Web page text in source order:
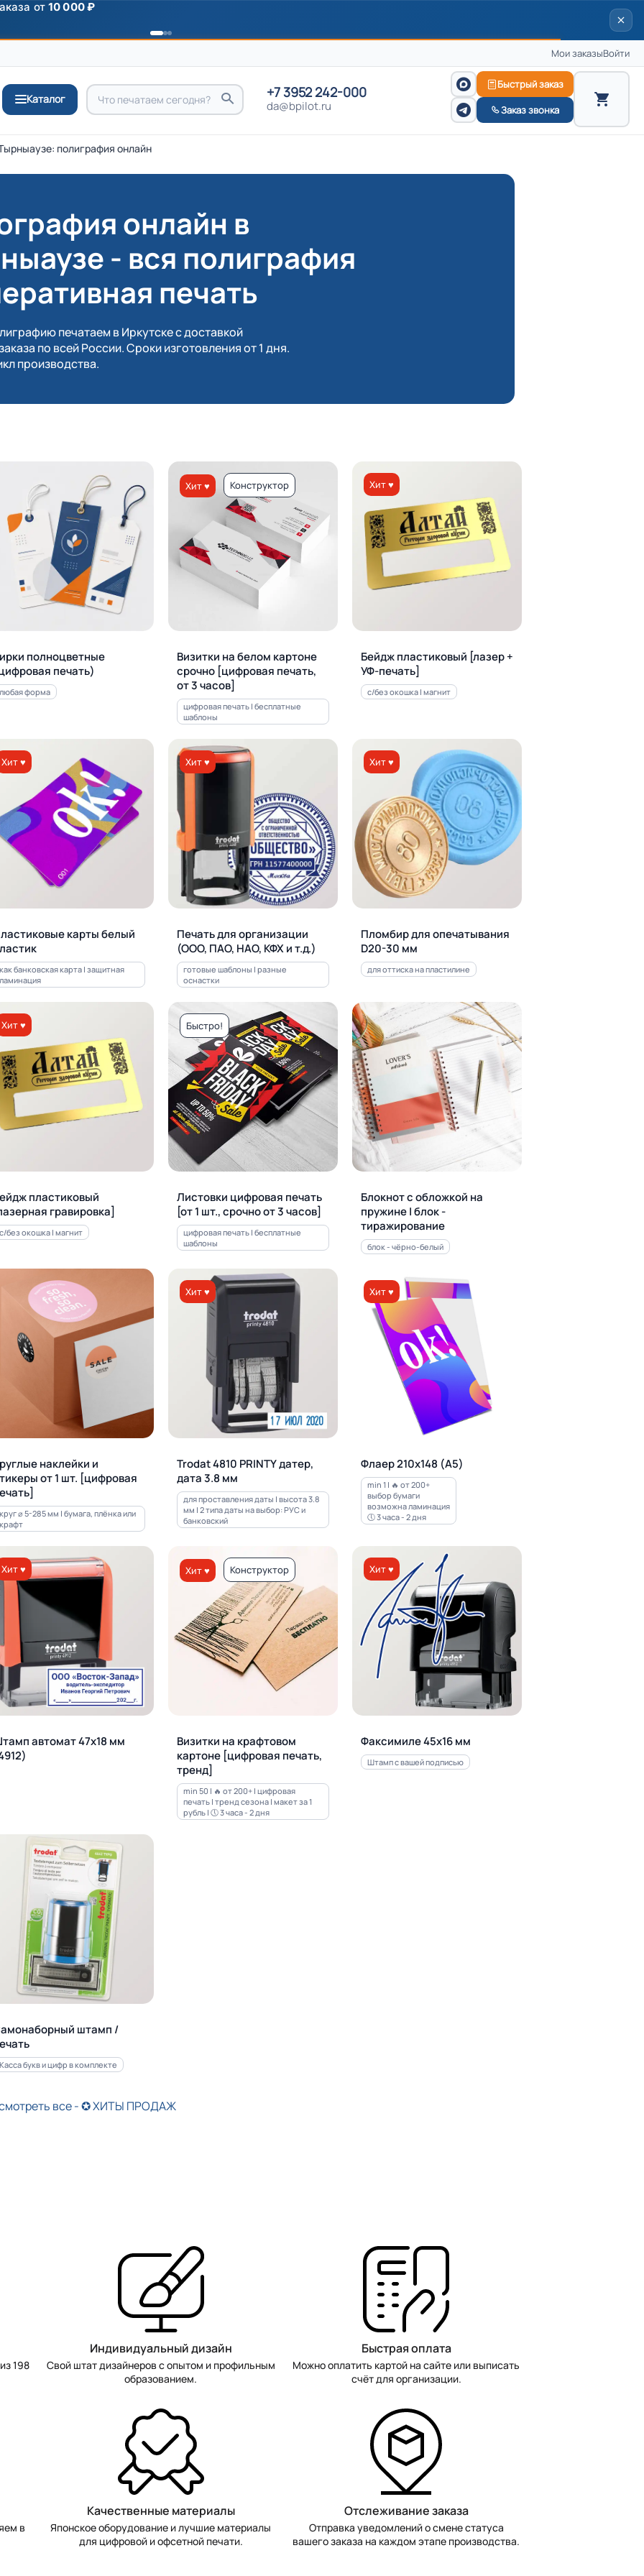
ПРИВЕТ
Мои заказыВойти
Каталог +7 3952 242-000
da@bpilot.ru
Быстрый заказ
Заказ звонка
полиграфия онлайн
онлайн в
- вся полиграфия
печать
печатаем в Иркутске с доставкой
по всей России. Сроки изготовления от 1 дня.
производства.
полноцветные
печать)
любая форма
Хит ♥ Конструктор
Визитки на белом картоне
срочно [цифровая печать,
от 3 часов]
цифровая печать | бесплатные
шаблоны
Хит ♥
Бейдж пластиковый [лазер +
УФ-печать]
с/без окошка | магнит
Хит ♥
карты белый
как банковская карта | защитная
ламинация
Хит ♥
Печать для орга­ни­за­ции
(ООО, ПАО, НАО, КФХ и т.д.)
готовые шаблоны | разные
оснастки
Хит ♥
Пломбир для опечатывания
D20-30 мм
для оттиска на пластилине
Хит ♥
пластиковый
гравировка]
с/без окошка | магнит
Быстро!
Листовки цифровая печать
[от 1 шт., срочно от 3 часов]
цифровая печать | бесплатные
шаблоны
Блокнот с обложкой на
пружине | блок -
тиражирование
блок - чёрно-белый
наклейки и
от 1 шт. [цифровая
круг ⌀ 5-285 мм | бумага, плёнка или
крафт
Хит ♥
Trodat 4810 PRINTY датер,
дата 3.8 мм
для проставления даты | высота 3.8
мм | 2 типа даты на выбор: РУС и
банковский
Хит ♥
Флаер 210х148 (А5)
min 1 | 🔥 от 200+
выбор бумаги
возможна ламинация
🕔 3 часа - 2 дня
Хит ♥
автомат 47х18 мм
Хит ♥ Конструктор
Визитки на крафтовом
картоне [цифровая печать,
тренд]
min 50 | 🔥 от 200+ | цифровая
печать | тренд сезона | макет за 1
рубль | 🕔 3 часа - 2 дня
Хит ♥
Факсимиле 45х16 мм
Штамп с вашей подписью
штамп /
Касса букв и цифр в комплекте
все - ✪ ХИТЫ ПРОДАЖ
198
Индивидуальный дизайн
Свой штат дизайнеров с опытом и профильным
образованием.
Быстрая оплата
Можно оплатить картой на сайте или выписать
счёт для организации.
в
Качественные материалы
Японское оборудование и лучшие материалы
для цифровой и офсетной печати.
Отслеживание заказа
Отправка уведомлений о смене статуса
вашего заказа на каждом этапе производства.